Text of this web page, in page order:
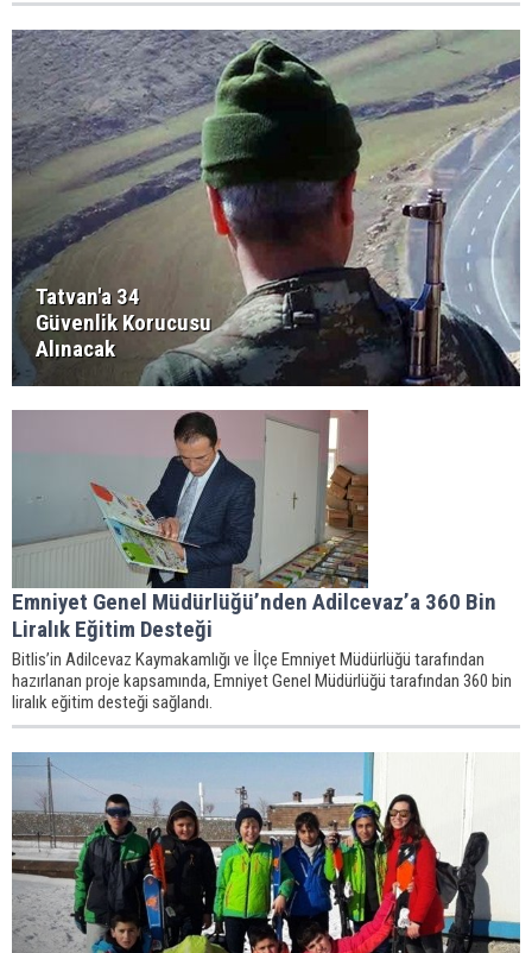
Tatvan'a 34
Güvenlik Korucusu
Alınacak
Emniyet Genel Müdürlüğü’nden Adilcevaz’a 360 Bin
Liralık Eğitim Desteği
Bitlis’in Adilcevaz Kaymakamlığı ve İlçe Emniyet Müdürlüğü tarafından
hazırlanan proje kapsamında, Emniyet Genel Müdürlüğü tarafından 360 bin
liralık eğitim desteği sağlandı.